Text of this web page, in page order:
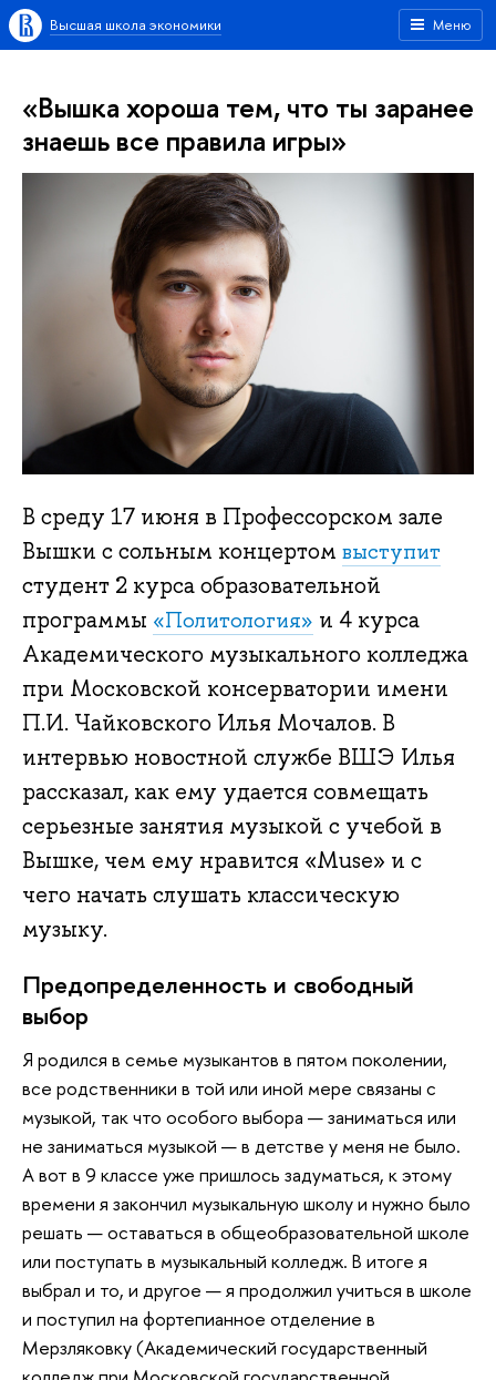
Меню
Высшая школа экономики
«Вышка хороша тем, что ты заранее
знаешь все правила игры»
В среду 17 июня в Профессорском зале
Вышки с сольным концертом выступит
студент 2 курса образовательной
программы «Политология» и 4 курса
Академического музыкального колледжа
при Московской консерватории имени
П.И. Чайковского Илья Мочалов. В
интервью новостной службе ВШЭ Илья
рассказал, как ему удается совмещать
серьезные занятия музыкой с учебой в
Вышке, чем ему нравится «Muse» и с
чего начать слушать классическую
музыку.
Предопределенность и свободный
выбор
Я родился в семье музыкантов в пятом поколении,
все родственники в той или иной мере связаны с
музыкой, так что особого выбора — заниматься или
не заниматься музыкой — в детстве у меня не было.
А вот в 9 классе уже пришлось задуматься, к этому
времени я закончил музыкальную школу и нужно было
решать — оставаться в общеобразовательной школе
или поступать в музыкальный колледж. В итоге я
выбрал и то, и другое — я продолжил учиться в школе
и поступил на фортепианное отделение в
Мерзляковку (Академический государственный